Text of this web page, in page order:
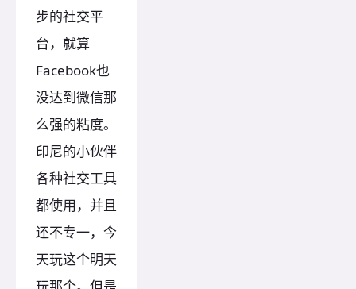
步的社交平
台，就算
Facebook也
没达到微信那
么强的粘度。
印尼的小伙伴
各种社交工具
都使用，并且
还不专一，今
天玩这个明天